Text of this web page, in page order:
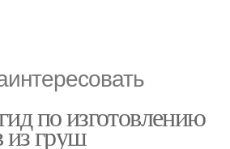
по изготовлению
из груш